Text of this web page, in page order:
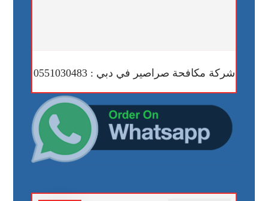
شركة مكافحة صراصير في دبي : 0551030483